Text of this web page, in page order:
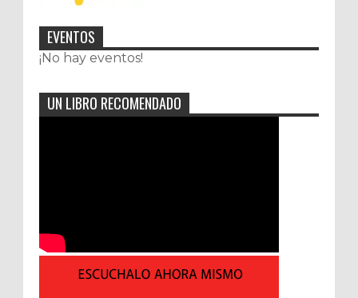
EVENTOS
¡No hay eventos!
UN LIBRO RECOMENDADO